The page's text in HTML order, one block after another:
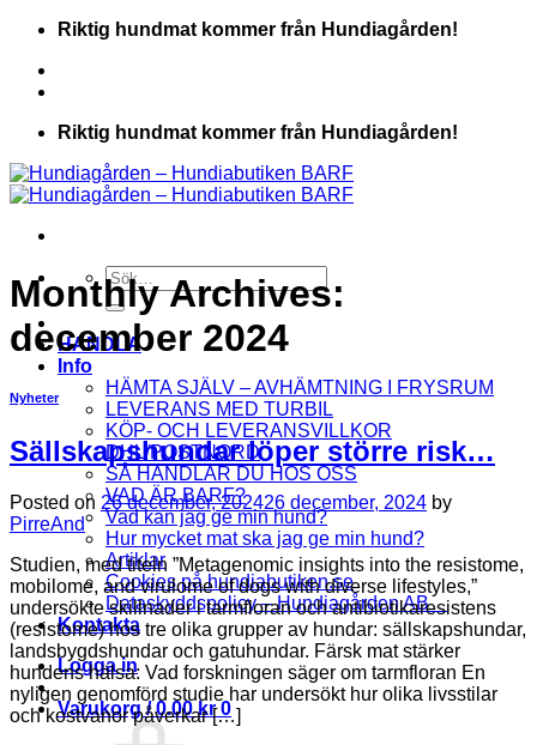
Skip
content
Riktig hundmat kommer från Hundiagården!
Riktig hundmat kommer från Hundiagården!
Sök
efter:
HANDLA
Info
HÄMTA SJÄLV – AVHÄMTNING I FRYSRUM
LEVERANS MED TURBIL
KÖP- OCH LEVERANSVILLKOR
DHL/POSTNORD
SÅ HANDLAR DU HOS OSS
VAD ÄR BARF?
Vad kan jag ge min hund?
Hur mycket mat ska jag ge min hund?
Artiklar
Cookies på hundiabutiken.se
Dataskyddspolicy – Hundiagården AB
Kontakta
Logga in
Varukorg /0.00kr 0
Monthly Archives:
december 2024
Nyheter
Sällskapshundar löper större risk…
Posted on 26 december, 202426 december, 2024 by
PirreAnd
Studien, med titeln ”Metagenomic insights into the resistome,
mobilome, and virulome of dogs with diverse lifestyles,”
undersökte skillnader i tarmfloran och antibiotikaresistens
(resistome) hos tre olika grupper av hundar: sällskapshundar,
landsbygdshundar och gatuhundar. Färsk mat stärker
hundens hälsa: Vad forskningen säger om tarmfloran En
nyligen genomförd studie har undersökt hur olika livsstilar
och kostvanor påverkar […]